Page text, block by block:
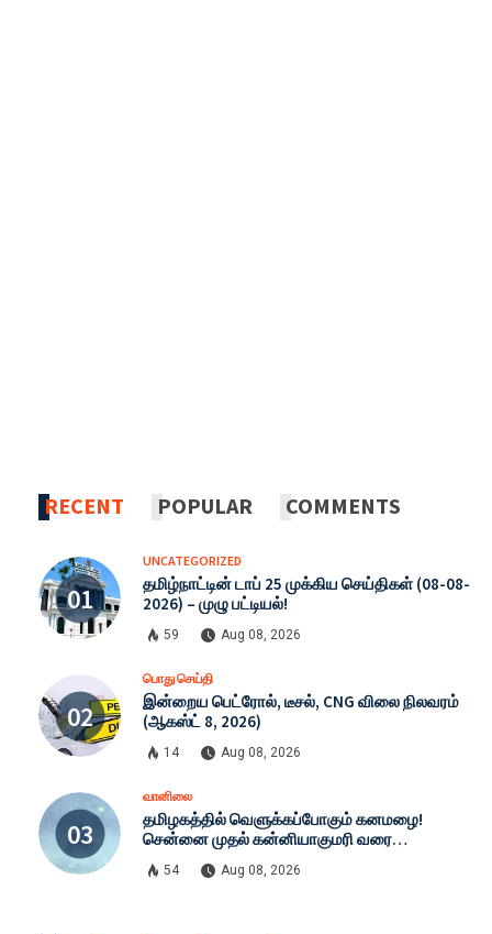
RECENT POPULAR COMMENTS
UNCATEGORIZED
தமிழ்நாட்டின் டாப் 25 முக்கிய செய்திகள் (08-08-
2026) – முழு பட்டியல்!
59 Aug 08, 2026
பொது செய்தி
இன்றைய பெட்ரோல், டீசல், CNG விலை நிலவரம்
(ஆகஸ்ட் 8, 2026)
14 Aug 08, 2026
வானிலை
தமிழகத்தில் வெளுக்கப்போகும் கனமழை!
சென்னை முதல் கன்னியாகுமரி வரை
எச்சரிக்கை: இன்றைய முழு வானிலை நிலவரம்
(08-08-2026)
54 Aug 08, 2026